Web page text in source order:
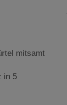
mitsamt
in 5